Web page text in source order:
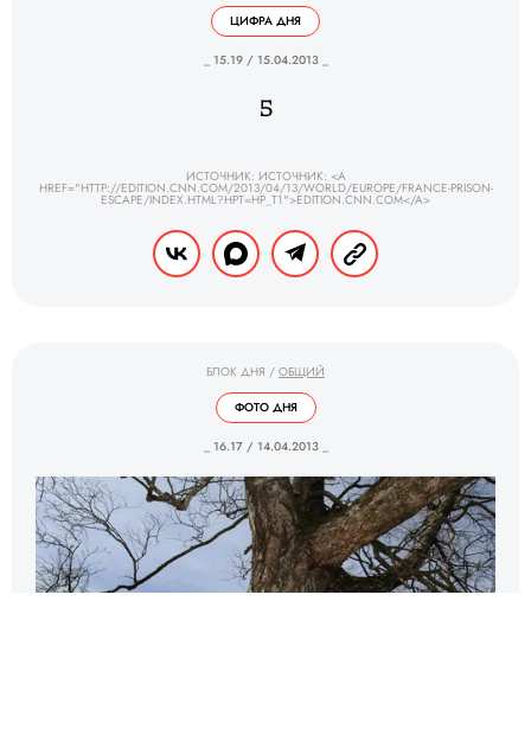
ЦИФРА ДНЯ
_ 15.19 / 15.04.2013 _
5
ИСТОЧНИК: ИСТОЧНИК: <A
HREF="HTTP://EDITION.CNN.COM/2013/04/13/WORLD/EUROPE/FRANCE-PRISON-
ESCAPE/INDEX.HTML?HPT=HP_T1">EDITION.CNN.COM</A>
БЛОК ДНЯ / ОБЩИЙ
ФОТО ДНЯ
_ 16.17 / 14.04.2013 _